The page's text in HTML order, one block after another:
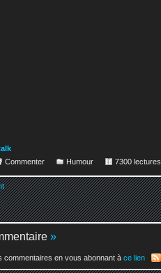
Commenter Humour 7300 lectures
»
commentaires en vous abonnant à ce lien